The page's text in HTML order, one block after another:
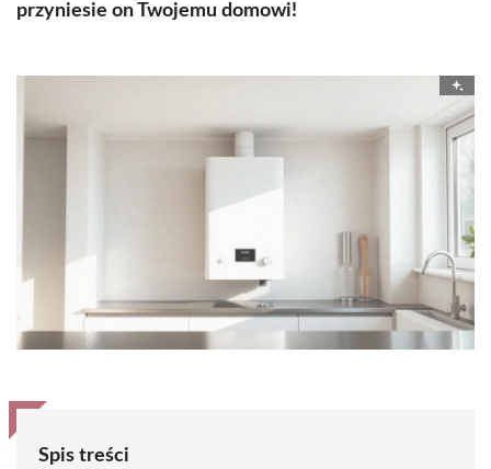
przyniesie on Twojemu domowi!
Spis treści